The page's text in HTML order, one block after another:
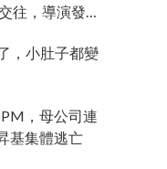
往，導演發
，小肚子都變
，母公司連
基集體逃亡